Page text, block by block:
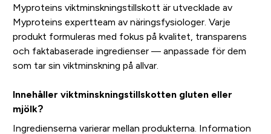
Myproteins viktminskningstillskott är utvecklade av
Myproteins expertteam av näringsfysiologer. Varje
produkt formuleras med fokus på kvalitet, transparens
och faktabaserade ingredienser — anpassade för dem
som tar sin viktminskning på allvar.
Innehåller viktminskningstillskotten gluten eller
mjölk?
Ingredienserna varierar mellan produkterna. Information